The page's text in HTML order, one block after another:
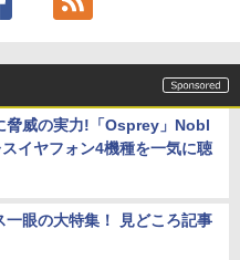
脅威の実力!「Osprey」Nobl
イヤフォン4機種を一気に聴
一眼の大特集！ 見どころ記事